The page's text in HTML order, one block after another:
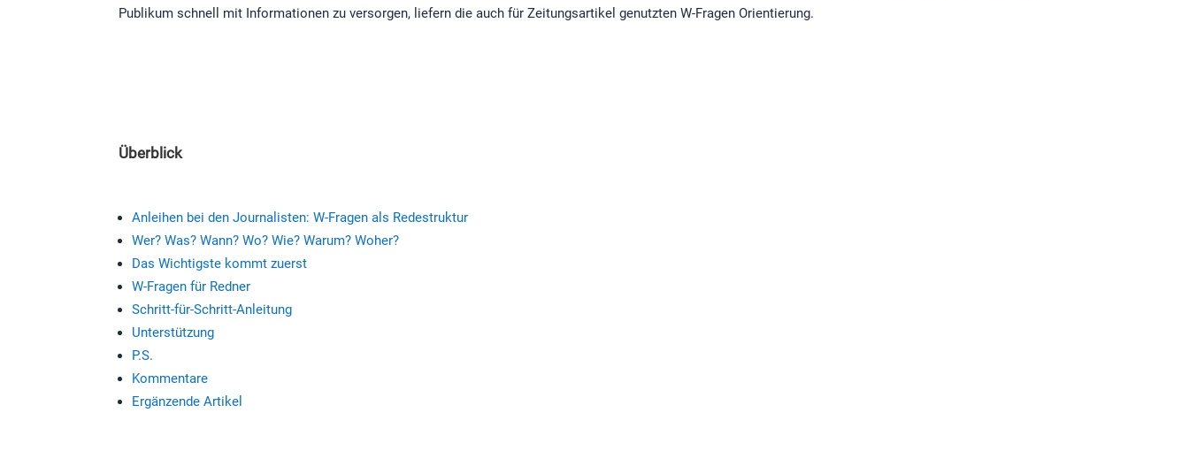
Publikum schnell mit Informationen zu versorgen, liefern die auch für Zeitungsartikel genutzten W-Fragen Orientierung.
Überblick
Anleihen bei den Journalisten: W-Fragen als Redestruktur
Wer? Was? Wann? Wo? Wie? Warum? Woher?
Das Wichtigste kommt zuerst
W-Fragen für Redner
Schritt-für-Schritt-Anleitung
Unterstützung
P.S.
Kommentare
Ergänzende Artikel